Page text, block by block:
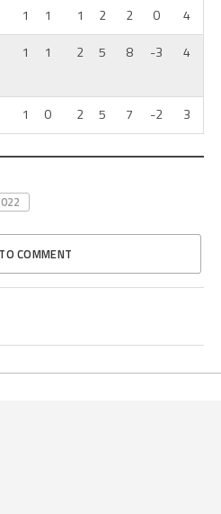
1 1 1 2 2 0
4
1 1 2 5 8 -3 4
1 0 2 5 7 -2 3
COMMENT